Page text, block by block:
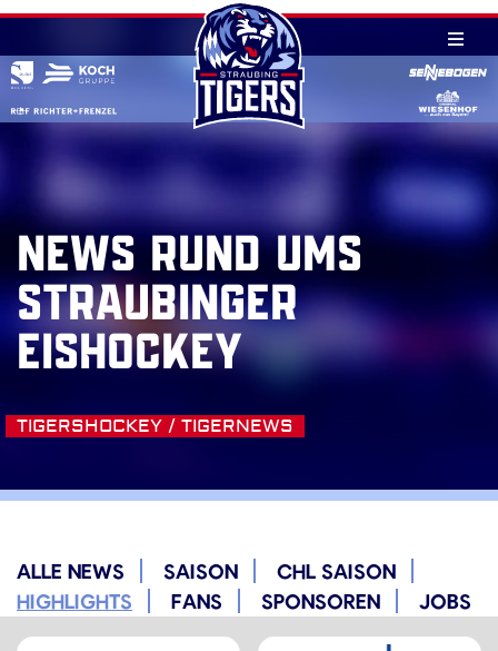
Skip
content
NEWS RUND UMS
STRAUBINGER
EISHOCKEY
TIGERSHOCKEY / TIGERNEWS
ALLE NEWS SAISON
CHL SAISON
HIGHLIGHTS
FANS SPONSOREN JOBS